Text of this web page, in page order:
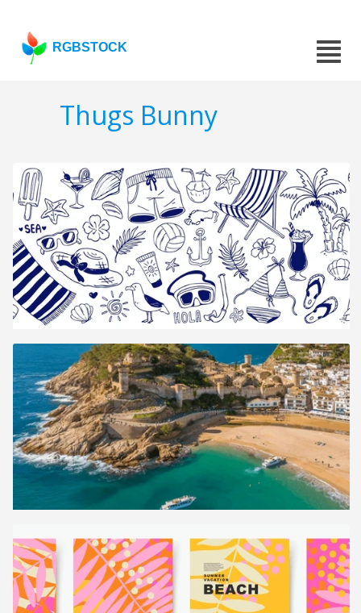
RGBSTOCK
Thugs Bunny